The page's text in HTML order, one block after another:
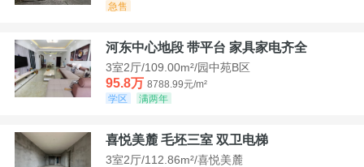
急售
河东中心地段 带平台 家具家电齐全
3室2厅/109.00m²/园中苑B区
95.8万 8788.99元/m²
学区
满两年
喜悦美麓 毛坯三室 双卫电梯
3室2厅/112.86m²/喜悦美麓